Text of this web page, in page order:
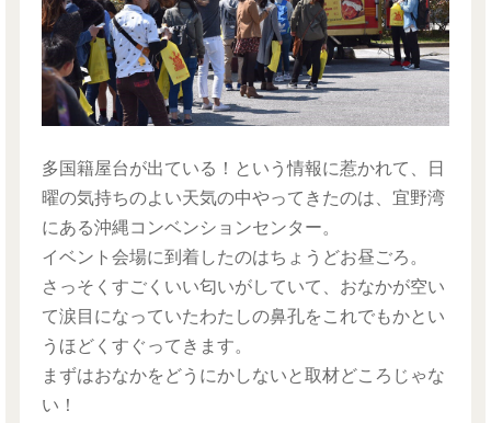
多国籍屋台が出ている！という情報に惹かれて、日
曜の気持ちのよい天気の中やってきたのは、宜野湾
にある沖縄コンベンションセンター。
イベント会場に到着したのはちょうどお昼ごろ。
さっそくすごくいい匂いがしていて、おなかが空い
て涙目になっていたわたしの鼻孔をこれでもかとい
うほどくすぐってきます。
まずはおなかをどうにかしないと取材どころじゃな
い！